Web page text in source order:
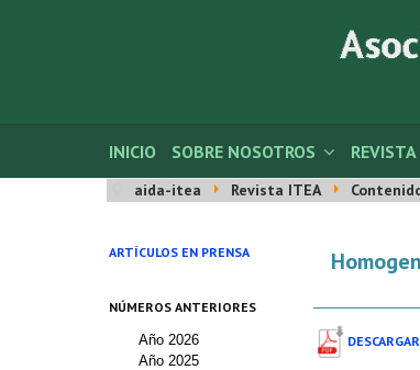
INICIO SOBRE NOSOTROS
aida-itea Revista ITEA
ARTÍCULOS EN PRENSA
NÚMEROS ANTERIORES
Año 2026
Año 2025